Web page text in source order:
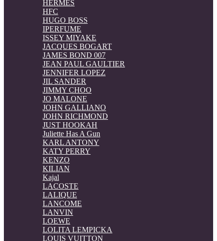
HERMES
HFC
HUGO BOSS
IPERFUME
ISSEY MIYAKE
JACQUES BOGART
JAMES BOND 007
JEAN PAUL GAULTIER
JENNIFER LOPEZ
JIL SANDER
JIMMY CHOO
JO MALONE
JOHN GALLIANO
JOHN RICHMOND
JUST HOOKAH
Juliette Has A Gun
KARL ANTONY
KATY PERRY
KENZO
KILIAN
Kajal
LACOSTE
LALIQUE
LANCOME
LANVIN
LOEWE
LOLITA LEMPICKA
LOUIS VUITTON